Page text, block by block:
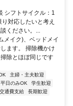
シフトサイクル：1
対応したいと考え
ください。...
メイク)、ベッドメイ
ます。 掃除機かけ
除とほぼ同じです
主婦・主夫歓迎
平日のみOK
学生歓迎
交通費支給
長期歓迎